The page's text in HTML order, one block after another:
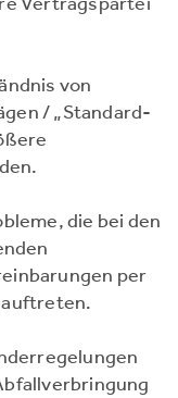
von
/ „Standard-
die bei den
per
auftreten.